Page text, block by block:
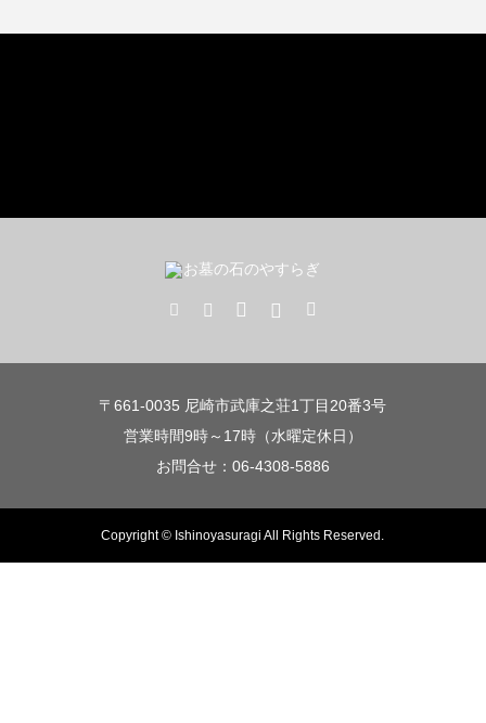
〒661-0035 尼崎市武庫之荘1丁目20番3号
営業時間9時～17時（水曜定休日）
お問合せ：06-4308-5886
Copyright © Ishinoyasuragi All Rights Reserved.